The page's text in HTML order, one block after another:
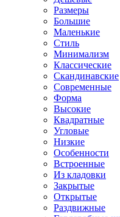
Размеры
Большие
Маленькие
Стиль
Минимализм
Классические
Скандинавские
Современные
Форма
Высокие
Квадратные
Угловые
Низкие
Особенности
Встроенные
Из кладовки
Закрытые
Открытые
Раздвижные